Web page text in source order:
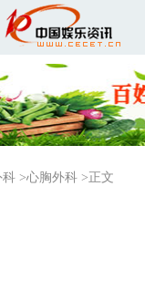
科 >心胸外科 >正文